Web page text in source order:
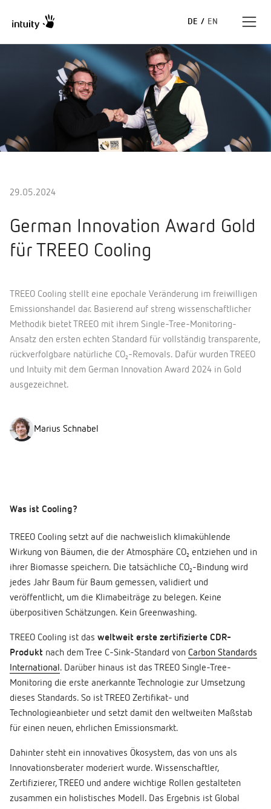
DE / EN
Erfolgsgeschichten
Insights
29.05.2024
German Innovation Award Gold
für TREEO Cooling
TREEO Cooling stellt eine epochale Veränderung im freiwilligen
Emissionshandel dar. Basierend auf streng wissenschaftlicher
Methodik bietet TREEO mit ihrem Single-Tree-Monitoring-
Ansatz den ersten echten Standard für vollständig transparente,
rückverfolgbare natürliche CO₂-Removals. Dafür wurden TREEO
und Intuity mit dem German Innovation Award 2024 in Gold
ausgezeichnet.
Marius Schnabel
Was ist Cooling?
TREEO Cooling setzt auf die nachweislich klimakühlende
Wirkung von Bäumen, die der Atmosphäre CO₂ entziehen und in
ihrer Biomasse speichern. Die tatsächliche CO₂-Bindung wird
jedes Jahr Baum für Baum gemessen, validiert und
veröffentlicht, um die Klimabeiträge zu belegen. Keine
überpositiven Schätzungen. Kein Greenwashing.
TREEO Cooling ist das weltweit erste zertifizierte CDR-
Produkt nach dem Tree C-Sink-Standard von Carbon Standards
International . Darüber hinaus ist das TREEO Single-Tree-
Monitoring die erste anerkannte Technologie zur Umsetzung
dieses Standards. So ist TREEO Zertifikat- und
Technologieanbieter und setzt damit den weltweiten Maßstab
für einen neuen, ehrlichen Emissionsmarkt.
Dahinter steht ein innovatives Ökosystem, das von uns als
Innovationsberater moderiert wurde. Wissenschaftler,
Zertifizierer, TREEO und andere wichtige Rollen gestalteten
zusammen ein holistisches Modell. Das Ergebnis ist Global